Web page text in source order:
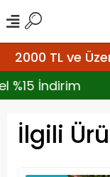
2000 TL ve
%15 İndirim
İlgili